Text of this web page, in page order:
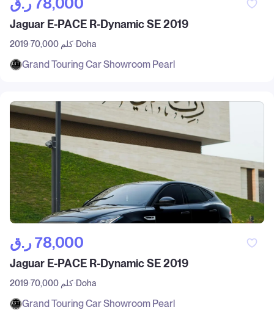
Jaguar E-PACE R-Dynamic SE 2019
2019 70,000 كلم Doha
Grand Touring Car Showroom Pearl
ر.ق‎ 78,000
Jaguar E-PACE R-Dynamic SE 2019
2019 70,000 كلم Doha
Grand Touring Car Showroom Pearl